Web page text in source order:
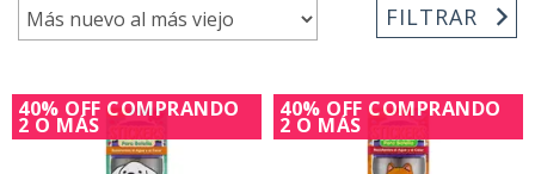
FILTRAR
40% OFF COMPRANDO
2 O MÁS
40% OFF COMPRANDO
2 O MÁS